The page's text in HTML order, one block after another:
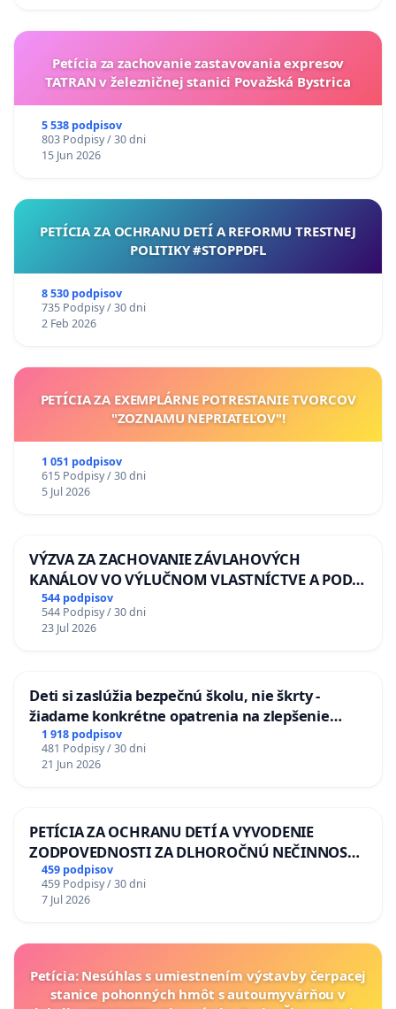
Petícia za zachovanie zastavovania expresov
TATRAN v železničnej stanici Považská Bystrica
5 538 podpisov
803 Podpisy / 30 dni
15 Jun 2026
PETÍCIA ZA OCHRANU DETÍ A REFORMU TRESTNEJ
POLITIKY #STOPPDFL
8 530 podpisov
735 Podpisy / 30 dni
2 Feb 2026
PETÍCIA ZA EXEMPLÁRNE POTRESTANIE TVORCOV
"ZOZNAMU NEPRIATEĽOV"!
1 051 podpisov
615 Podpisy / 30 dni
5 Jul 2026
VÝZVA ZA ZACHOVANIE ZÁVLAHOVÝCH
KANÁLOV VO VÝLUČNOM VLASTNÍCTVE A POD
KONTROLOU SLOVENSKEJ REPUBLIKY & žiadosť
na riešenie zanedbaného stavu závlahových a
odvodňovacích kanálov na Slovensku
544 podpisov
544 Podpisy / 30 dni
23 Jul 2026
Deti si zaslúžia bezpečnú školu, nie škrty -
žiadame konkrétne opatrenia na zlepšenie
situácie v školstve
1 918 podpisov
481 Podpisy / 30 dni
21 Jun 2026
PETÍCIA ZA OCHRANU DETÍ A VYVODENIE
ZODPOVEDNOSTI ZA DLHOROČNÚ NEČINNOSŤ
A ZLYHANIE ŠTÁTU
459 podpisov
459 Podpisy / 30 dni
7 Jul 2026
Petícia: Nesúhlas s umiestnením výstavby čerpacej
stanice pohonných hmôt s autoumyvárňou v